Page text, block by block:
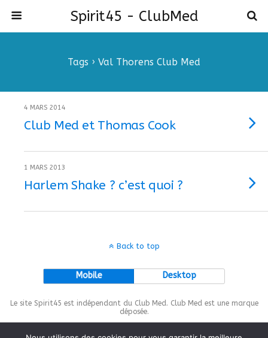
Spirit45 - ClubMed
Tags › Val Thorens Club Med
4 MARS 2014
Club Med et Thomas Cook
1 MARS 2013
Harlem Shake ? c’est quoi ?
Back to top
Mobile Desktop
Le site Spirit45 est indépendant du Club Med. Club Med est une marque
déposée.